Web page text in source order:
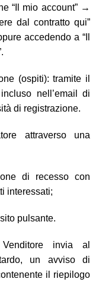
“Il mio account” →
dal contratto qui”
accedendo a “Il
(ospiti): tramite il
nell’email di
di registrazione.
attraverso una
di recesso con
interessati;
pulsante.
invia al
un avviso di
il riepilogo